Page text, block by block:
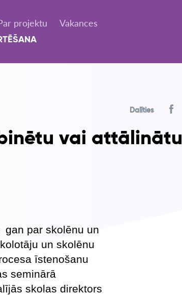
projektu Vakances
Dalīties
vai attālinātu
gan par skolēnu un
un skolēnu
īstenošanu
seminārā
skolas direktors